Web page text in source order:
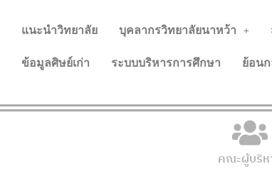
แนะนำวิทยาลัย บุคลากรวิทยาลัยนาหว้า
ข้อมูลศิษย์เก่า ระบบบริหารการศึกษา ย้อน
คณะผู้บริห